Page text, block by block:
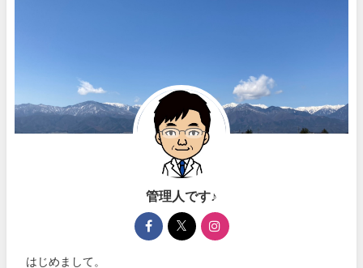
管理人です♪
はじめまして。